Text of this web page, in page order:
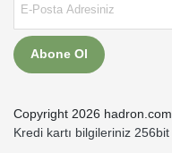
Abone Ol
Copyright 2026
Kredi kartı bilgileriniz